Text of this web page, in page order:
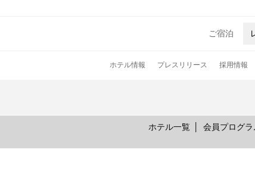
ご宿泊
ホテル情報 プレスリリース 採用情報
ホテル一覧 会員プログ